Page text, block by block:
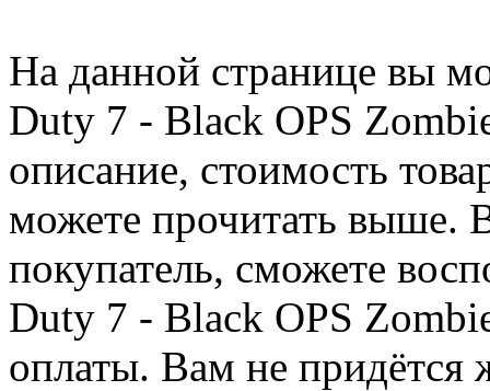
На данной странице вы
Duty 7 - Black OPS
описание, стоимость
можете прочитать выше.
покупатель, сможете
Duty 7 - Black OPS
оплаты. Вам не придётся